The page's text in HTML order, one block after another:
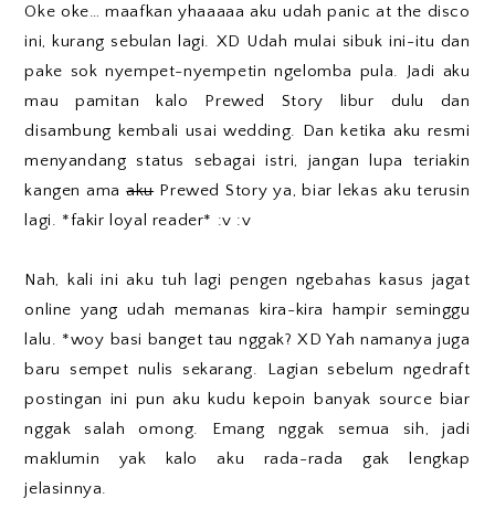
Oke oke… maafkan yhaaaaa aku udah panic at the disco
ini, kurang sebulan lagi. XD Udah mulai sibuk ini-itu dan
pake sok nyempet-nyempetin ngelomba pula. Jadi aku
mau pamitan kalo Prewed Story libur dulu dan
disambung kembali usai wedding. Dan ketika aku resmi
menyandang status sebagai istri, jangan lupa teriakin
kangen amaakuPrewed Story ya, biar lekas aku terusin
lagi. *fakir loyal reader* :v :v
Nah, kali ini aku tuh lagi pengen ngebahas kasus jagat
online yang udah memanas kira-kira hampir seminggu
lalu. *woy basi banget tau nggak? XD Yah namanya juga
baru sempet nulis sekarang. Lagian sebelum ngedraft
postingan ini pun aku kudu kepoin banyak source biar
nggak salah omong. Emang nggak semua sih, jadi
maklumin yak kalo aku rada-rada gak lengkap
jelasinnya.